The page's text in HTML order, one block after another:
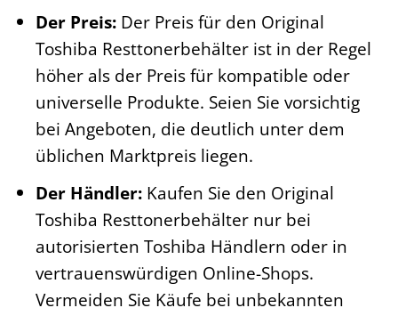
Der Preis:Der Preis für den Original
Toshiba Resttonerbehälter ist in der Regel
höher als der Preis für kompatible oder
universelle Produkte. Seien Sie vorsichtig
bei Angeboten, die deutlich unter dem
üblichen Marktpreis liegen.
Der Händler:Kaufen Sie den Original
Toshiba Resttonerbehälter nur bei
autorisierten Toshiba Händlern oder in
vertrauenswürdigen Online-Shops.
Vermeiden Sie Käufe bei unbekannten